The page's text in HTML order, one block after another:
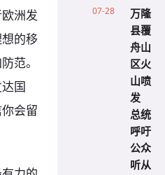
洲发
的移
范。
国
会留
07-28
万隆
县覆
舟山
区火
山喷
发
总统
呼吁
公众
听从